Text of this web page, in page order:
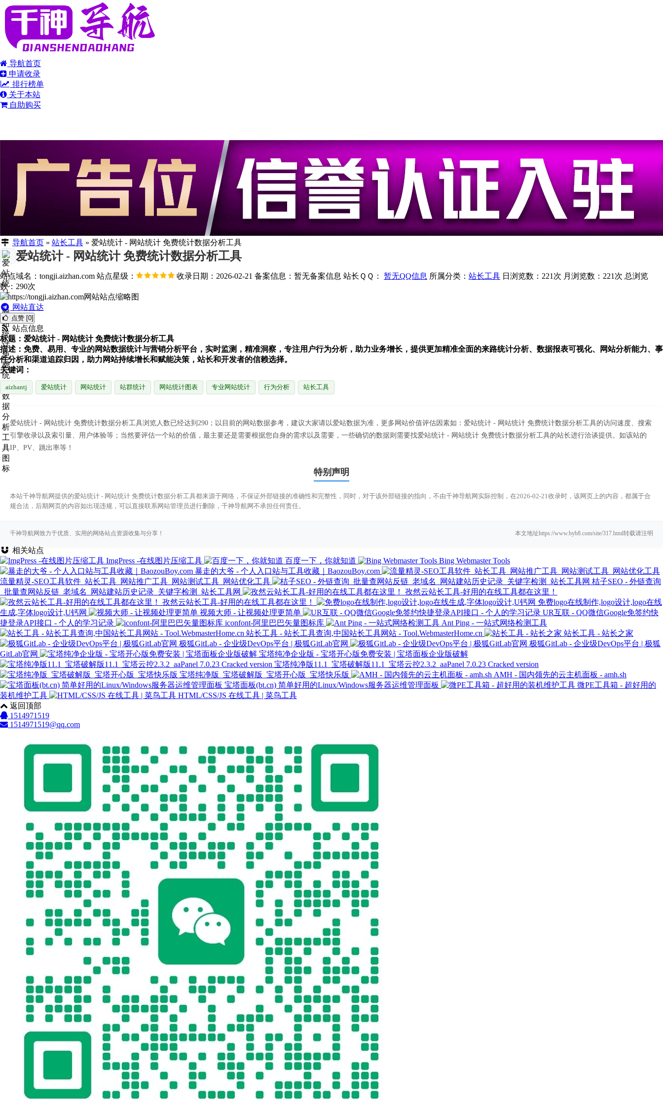
导航首页
申请收录
排行榜单
关于本站
自助购买
导航首页» 站长工具» 爱站统计 - 网站统计 免费统计数据分析工具
爱站统计 - 网站统计 免费统计数据分析工具
站点域名：tongji.aizhan.com 站点星级： 收录日期：2026-02-21 备案信息： 暂无备案信息 站长ＱＱ： 暂无QQ信息 所属分类： 站长工具 日浏览数：221次 月浏览数：221次 总浏览
数：290次
网站直达
点赞 [0]
站点信息
标题：爱站统计 - 网站统计 免费统计数据分析工具
描述：免费、易用、专业的网站数据统计与营销分析平台，实时监测，精准洞察，专注用户行为分析，助力业务增长，提供更加精准全面的来路统计分析、数据报表可视化、网站分析能力、事
件分析和渠道追踪归因，助力网站持续增长和赋能决策，站长和开发者的信赖选择。
关键词：
aizhantj 爱站统计 网站统计 站群统计 网站统计图表 专业网站统计 行为分析 站长工具
爱站统计 - 网站统计 免费统计数据分析工具浏览人数已经达到290；以目前的网站数据参考，建议大家请以爱站数据为准，更多网站价值评估因素如：爱站统计 - 网站统计 免费统计数据分析工具的访问速度、搜索
引擎收录以及索引量、用户体验等；当然要评估一个站的价值，最主要还是需要根据您自身的需求以及需要，一些确切的数据则需要找爱站统计 - 网站统计 免费统计数据分析工具的站长进行洽谈提供。如该站的
IP、PV、跳出率等！
特别声明
本站千神导航网提供的爱站统计 - 网站统计 免费统计数据分析工具都来源于网络，不保证外部链接的准确性和完整性，同时，对于该外部链接的指向，不由千神导航网实际控制，在2026-02-21收录时，该网页上的内容，都属于合
规合法，后期网页的内容如出现违规，可以直接联系网站管理员进行删除，千神导航网不承担任何责任。
千神导航网致力于优质、实用的网络站点资源收集与分享！ 本文地址https://www.byb8.com/site/317.html转载请注明
相关站点
ImgPress -在线图片压缩工具
百度一下，你就知道
Bing Webmaster Tools
暴走的大爷 - 个人入口站与工具收藏｜BaozouBoy.com
流量精灵-SEO工具软件_站长工具_网站推广工具_网站测试工具_网站优化工具
桔子SEO - 外链查询
_批量查网站反链_老域名_网站建站历史记录_关键字检测_站长工具网
孜然云站长工具-好用的在线工具都在这里！
孜然云站长工具-好用的在线工具都在这里！
免费logo在线制作,logo设计,logo在线
生成,字体logo设计,U钙网
视频大师 - 让视频处理更简单
UR互联 - QQ微信Google免签约快
捷登录API接口 - 个人的学习记录
iconfont-阿里巴巴矢量图标库
Ant Ping - 一站式网络检测工具
站长工具 - 站长工具查询,中国站长工具网站 - Tool.WebmasterHome.cn
站长工具 - 站长之家
极狐GitLab - 企业级DevOps平台 | 极狐GitLab官网
极狐GitLab - 企业级DevOps平台 | 极狐
GitLab官网
宝塔纯净企业版 - 宝塔开心版免费安装 | 宝塔面板企业版破解
宝塔纯净版11.1_宝塔破解版11.1_宝塔云控2.3.2_aaPanel 7.0.23 Cracked version
宝塔纯净版_宝塔破解版_宝塔开心版_宝塔快乐版
AMH - 国内领先的云主机面板 - amh.sh
宝塔面板(bt.cn) 简单好用的Linux/Windows服务器运维管理面板
微PE工具箱 - 超好用的
装机维护工具
HTML/CSS/JS 在线工具 | 菜鸟工具
返回顶部
1514971519
1514971519@qq.com